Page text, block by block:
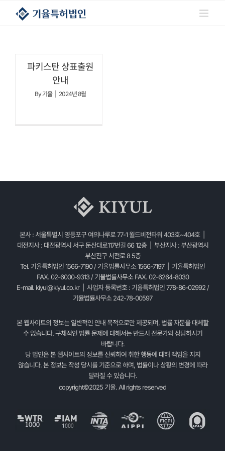
콘텐츠로
건너뛰기
파키스탄 상표출원
안내
By기율 2024년 8월
본사 : 서울특별시 영등포구 여의나루로 77-1 월드비전타워 403호~404호 |
대전지사 : 대전광역시 서구 둔산대로117번길 66 12층 | 부산지사 : 부산광역시
부산진구 서전로 8 5층
Tel. 기율특허법인 1566-7190 / 기율법률사무소 1566-7197 | 기율특허법인
FAX. 02-6000-9313 / 기율법률사무소 FAX. 02-6264-8030
E-mail. kiyul@kiyul.co.kr| 사업자 등록번호 : 기율특허법인 778-86-02992 /
기율법률사무소 242-78-00597
본 웹사이트의 정보는 일반적인 안내 목적으로만 제공되며, 법률 자문을 대체할
수 없습니다. 구체적인 법률 문제에 대해서는 반드시 전문가와 상담하시기
바랍니다.
당 법인은 본 웹사이트의 정보를 신뢰하여 취한 행동에 대해 책임을 지지
않습니다. 본 정보는 작성 당시를 기준으로 하며, 법률이나 상황의 변경에 따라
달라질 수 있습니다.
copyright©2025 기율. All rights reserved